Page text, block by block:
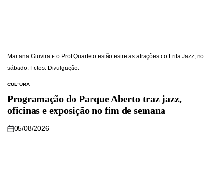
Mariana Gruvira e o Prot Quarteto estão estre as atrações do Frita Jazz, no
sábado. Fotos: Divulgação.
CULTURA
Programação do Parque Aberto traz jazz,
oficinas e exposição no fim de semana
05/08/2026